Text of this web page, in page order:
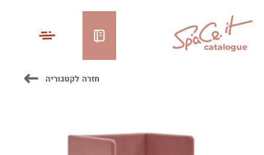
catalogue
חזרה לקטגוריה